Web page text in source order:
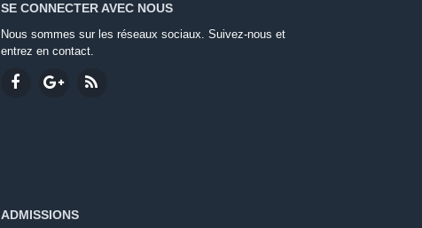
SE CONNECTER AVEC NOUS
Nous sommes sur les réseaux sociaux. Suivez-nous et
entrez en contact.
ADMISSIONS